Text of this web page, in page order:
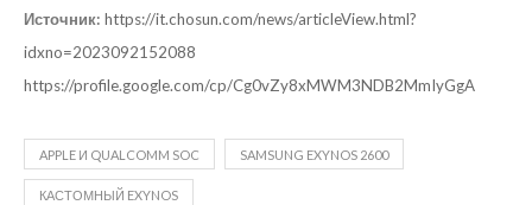
Источник: https://it.chosun.com/news/articleView.html?
idxno=2023092152088
https://profile.google.com/cp/Cg0vZy8xMWM3NDB2MmIyGgA
APPLE И QUALCOMM SOC SAMSUNG EXYNOS 2600
КАСТОМНЫЙ EXYNOS